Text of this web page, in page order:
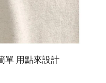
單 用點來設計